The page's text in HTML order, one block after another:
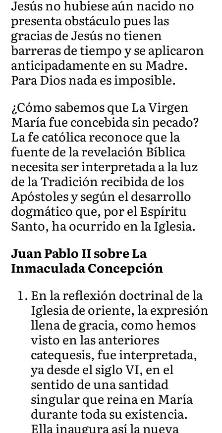
Jesús no hubiese aún nacido no
presenta obstáculo pues las
gracias de Jesús no tienen
barreras de tiempo y se aplicaron
anticipadamente en su Madre.
Para Dios nada es imposible.
¿Cómo sabemos que La Virgen
María fue concebida sin pecado?
La fe católica reconoce que la
fuente de la revelación Bíblica
necesita ser interpretada a la luz
de la Tradición recibida de los
Apóstoles y según el desarrollo
dogmático que, por el Espíritu
Santo, ha ocurrido en la Iglesia.
Juan Pablo II sobre La
Inmaculada Concepción
En la reflexión doctrinal de la
Iglesia de oriente, la expresión
llena de gracia, como hemos
visto en las anteriores
catequesis, fue interpretada,
ya desde el siglo VI, en el
sentido de una santidad
singular que reina en María
durante toda su existencia.
Ella inaugura así la nueva